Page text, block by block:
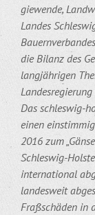
giewende,
Landes
die Bilanz des
langjährigen
Das schleswig-
einen
2016 zum
Schleswig-
international
landesweit
Fraßschäden in